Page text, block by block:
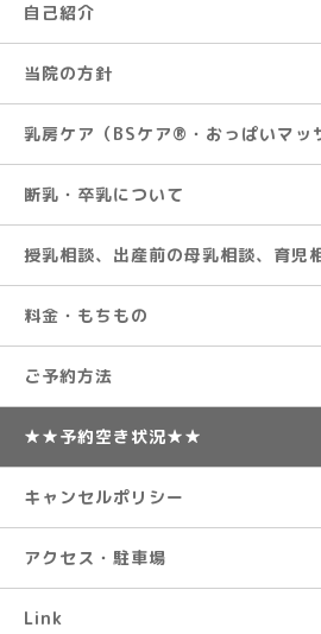
自己紹介
当院の方針
乳房ケア（BSケア®︎・おっぱいマッ
断乳・卒乳について
授乳相談、出産前の母乳相談、育児
料金・もちもの
ご予約方法
★★予約空き状況★★
キャンセルポリシー
アクセス・駐車場
Link